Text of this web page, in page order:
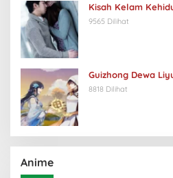
Kisah Kelam
9565 Dilihat
Guizhong Dewa
8818 Dilihat
Anime